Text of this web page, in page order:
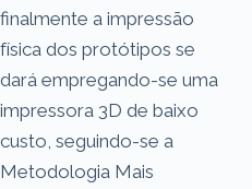
finalmente a impressão
física dos protótipos se
dará empregando-se uma
impressora 3D de baixo
custo, seguindo-se a
Metodologia Mais